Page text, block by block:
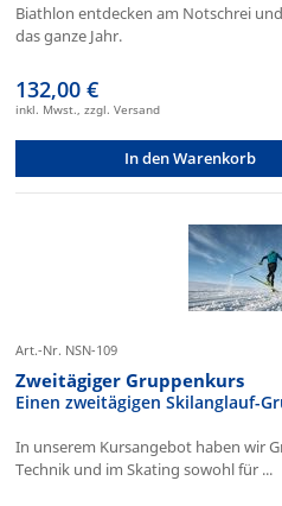
Biathlon entdecken am Notschrei
das ganze Jahr.
132,00 €
inkl. Mwst., zzgl. Versand
In den Warenkorb
Art.-Nr. NSN-109
Zweitägiger Gruppenkurs
Einen zweitägigen Skilanglauf-
In unserem Kursangebot haben wir
Technik und im Skating sowohl für ...